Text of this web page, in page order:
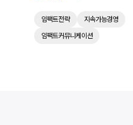
임팩트전략
지속가능경영
임팩트커뮤니케이션